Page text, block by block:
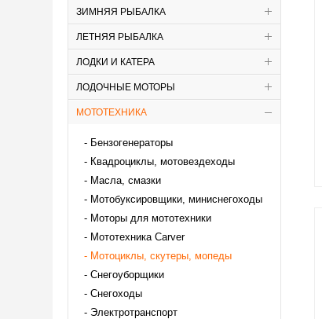
ЗИМНЯЯ РЫБАЛКА
ЛЕТНЯЯ РЫБАЛКА
ЛОДКИ И КАТЕРА
ЛОДОЧНЫЕ МОТОРЫ
МОТОТЕХНИКА
Бензогенераторы
Квадроциклы, мотовездеходы
Масла, смазки
Мотобуксировщики, миниснегоходы
Моторы для мототехники
Мототехника Carver
Мотоциклы, скутеры, мопеды
Снегоуборщики
Снегоходы
Электротранспорт